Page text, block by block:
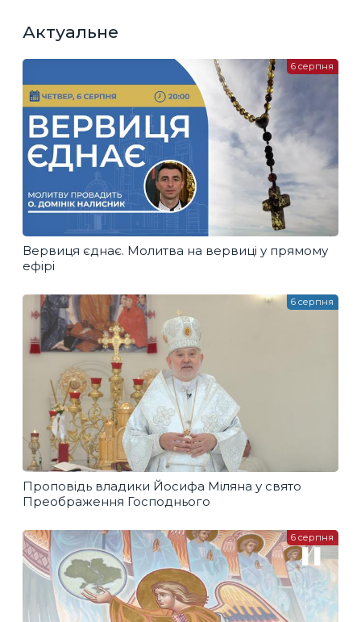
Актуальне
Вервиця єднає. Молитва на вервиці у прямому
ефірі
6 серпня
Проповідь владики Йосифа Міляна у свято
Преображення Господнього
6 серпня
6 серпня